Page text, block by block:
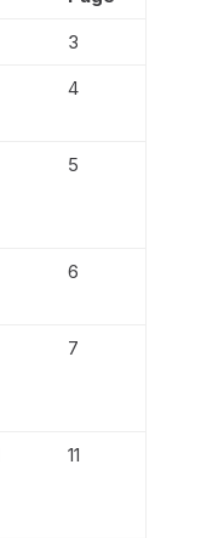
3
4
5
6
7
11